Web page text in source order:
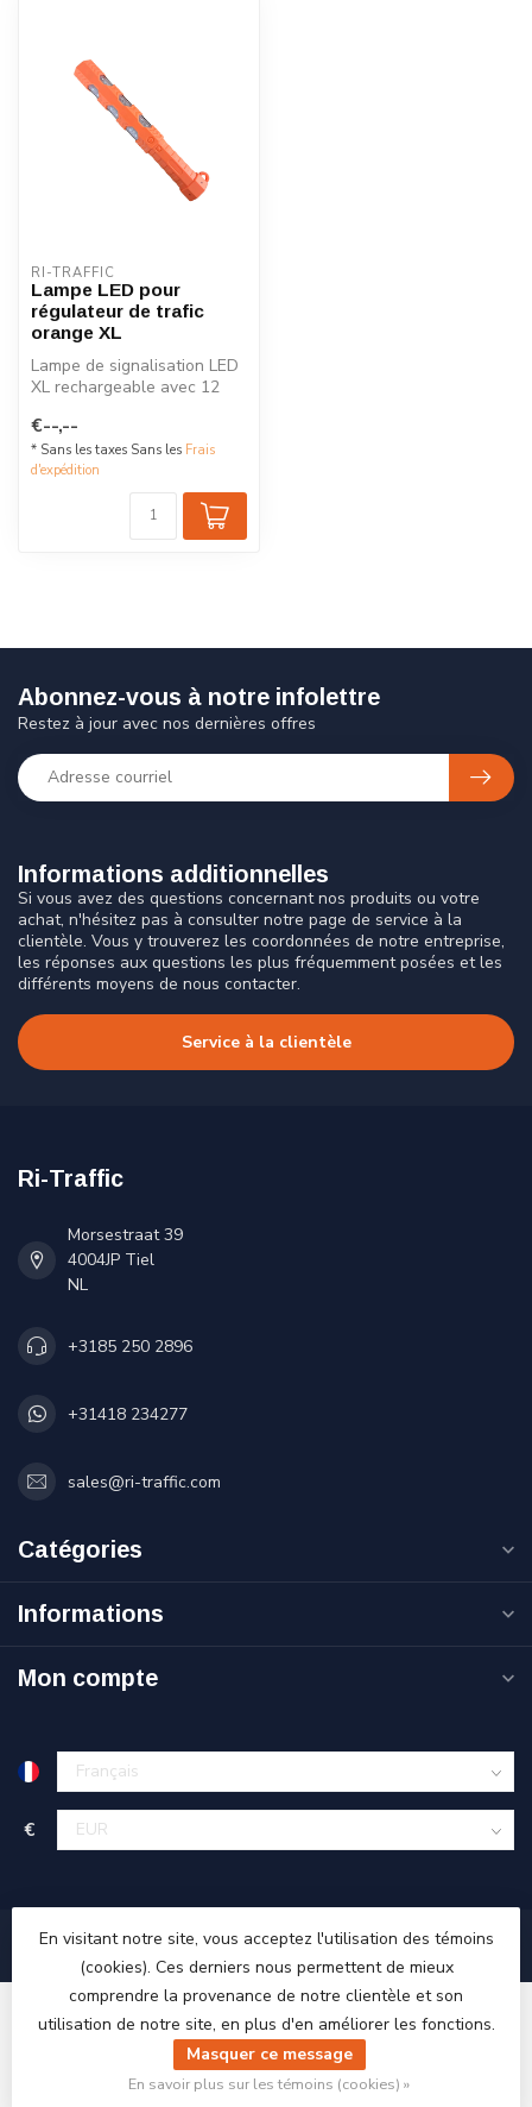
RI-TRAFFIC
Lampe LED pour
régulateur de trafic
orange XL
Lampe de signalisation LED
XL rechargeable avec 12
poche,...
€--,--
* Sans les taxes Sans les Frais
d'expédition
Informations additionnelles
Si vous avez des questions concernant nos produits ou votre
achat, n'hésitez pas à consulter notre page de service à la
clientèle. Vous y trouverez les coordonnées de notre entreprise,
les réponses aux questions les plus fréquemment posées et les
différents moyens de nous contacter.
Service à la clientèle
Abonnez-vous à notre infolettre
Restez à jour avec nos dernières offres
Ri-Traffic
Morsestraat 39
4004JP Tiel
NL
+3185 250 2896
+31418 234277
sales@ri-traffic.com
Catégories
Informations
Mon compte
€
© Copyright 2026 Ri-Traffic
En visitant notre site, vous acceptez l'utilisation des témoins
(cookies). Ces derniers nous permettent de mieux
comprendre la provenance de notre clientèle et son
utilisation de notre site, en plus d'en améliorer les fonctions.
Masquer ce message
En savoir plus sur les témoins (cookies) »